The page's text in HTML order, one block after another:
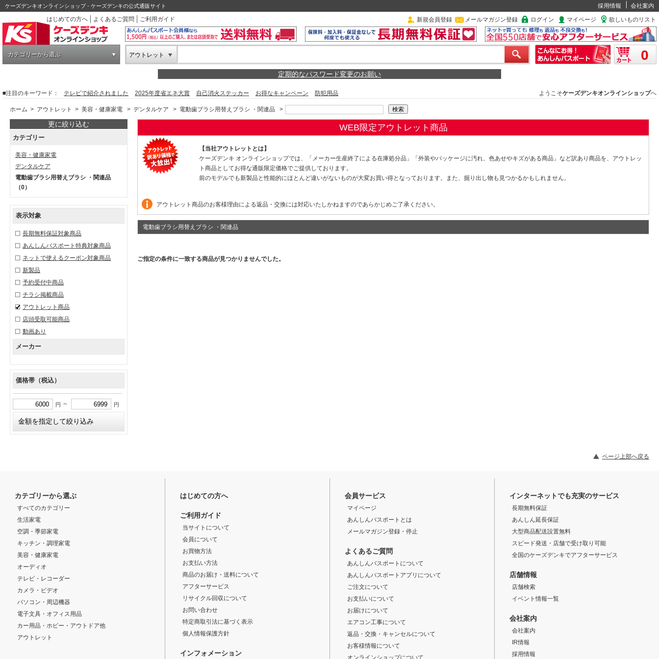
ケーズデンキオンラインショップ - ケーズデンキの公式通販サイト 採用情報
会社案内
はじめての方へ
よくあるご質問 ご利用ガイド 新規会員登録 メールマガジン登録 ログイン マイページ 欲しいものリスト
カテゴリーから選ぶ アウトレット 0
定期的なパスワード変更のお願い
■注目のキーワード： テレビで紹介されました 2025年度省エネ大賞 自己消火ステッカー お得なキャンペーン 防犯用品 ようこそケーズデンキオンラインショップへ
ホーム > アウトレット > 美容・健康家電 > デンタルケア > 電動歯ブラシ用替えブラシ ・関連品 >
更に絞り込む
カテゴリー
美容・健康家電
デンタルケア
電動歯ブラシ用替えブラシ ・関連品
（0）
表示対象
長期無料保証対象商品
あんしんパスポート特典対象商品
ネットで使えるクーポン対象商品
新製品
予約受付中商品
チラシ掲載商品
アウトレット商品
店頭受取可能商品
動画あり
メーカー
価格帯（税込）
円 ～ 円
WEB限定アウトレット商品
【当社アウトレットとは】
ケーズデンキ オンラインショップでは、「メーカー生産終了による在庫処分品」「外装やパッケージに汚れ、色あせやキズがある商品」など訳あり商品を、アウトレッ
ト商品としてお得な通販限定価格でご提供しております。
前のモデルでも新製品と性能的にほとんど違いがないものが大変お買い得となっております。また、掘り出し物も見つかるかもしれません。
アウトレット商品のお客様理由による返品・交換には対応いたしかねますのであらかじめご了承ください。
電動歯ブラシ用替えブラシ ・関連品
ご指定の条件に一致する商品が見つかりませんでした。
ページ上部へ戻る
カテゴリーから選ぶ
すべてのカテゴリー
生活家電
空調・季節家電
キッチン・調理家電
美容・健康家電
オーディオ
テレビ・レコーダー
カメラ・ビデオ
パソコン・周辺機器
電子文具・オフィス用品
カー用品・ホビー・アウトドア他
アウトレット
はじめての方へ
ご利用ガイド
当サイトについて
会員について
お買物方法
お支払い方法
商品のお届け・送料について
アフターサービス
リサイクル回収について
お問い合わせ
特定商取引法に基づく表示
個人情報保護方針
インフォメーション
会員サービス
マイページ
あんしんパスポートとは
メールマガジン登録・停止
よくあるご質問
あんしんパスポートについて
あんしんパスポートアプリについて
ご注文について
お支払いについて
お届けについて
エアコン工事について
返品・交換・キャンセルについて
お客様情報について
オンラインショップについて
インターネットでも充実のサービス
長期無料保証
あんしん延長保証
大型商品配送設置無料
スピード発送・店舗で受け取り可能
全国のケーズデンキでアフターサービス
店舗情報
店舗検索
イベント情報一覧
会社案内
会社案内
IR情報
採用情報